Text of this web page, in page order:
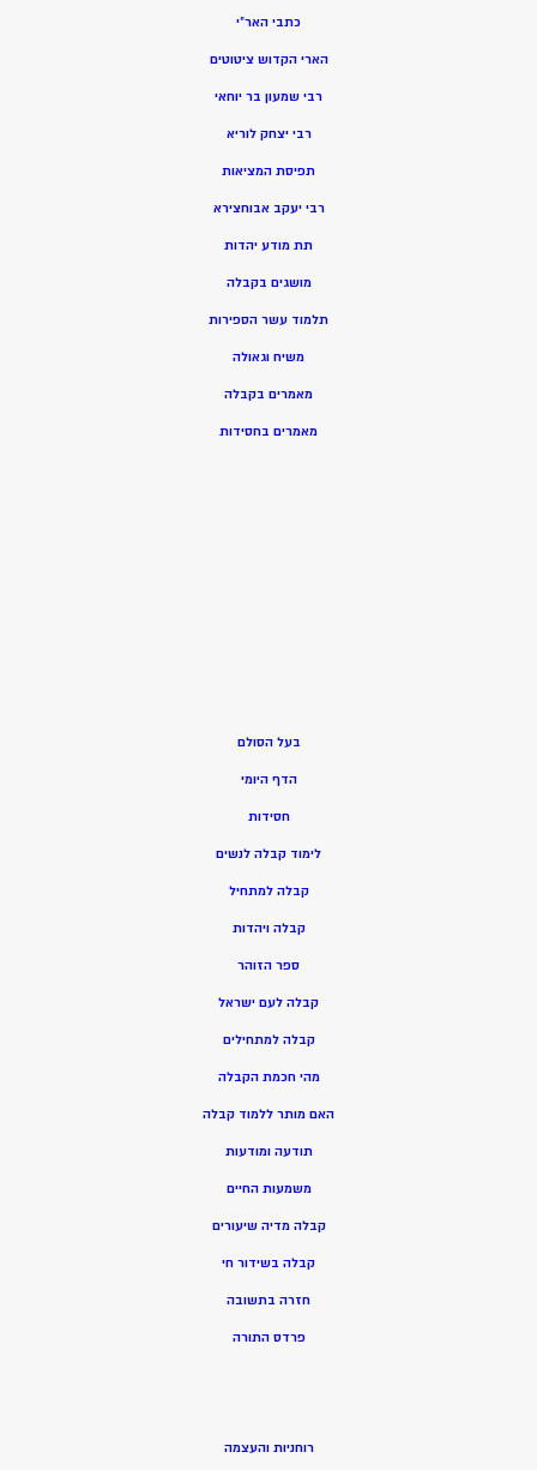
כתבי האר”י
הארי הקדוש ציטוטים
רבי שמעון בר יוחאי
רבי יצחק לוריא
תפיסת המציאות
רבי יעקב אבוחצירא
תת מודע יהדות
מושגים בקבלה
תלמוד עשר הספירות
משיח וגאולה
מאמרים בקבלה
מאמרים בחסידות
בעל הסולם
הדף היומי
חסידות
לימוד קבלה לנשים
קבלה למתחיל
קבלה ויהדות
ספר הזוהר
קבלה לעם ישראל
קבלה למתחילים
מהי חכמת הקבלה
האם מותר ללמוד קבלה
תודעה ומודעות
משמעות החיים
קבלה מדיה שיעורים
קבלה בשידור חי
חזרה בתשובה
פרדס התורה
רוחניות והעצמה